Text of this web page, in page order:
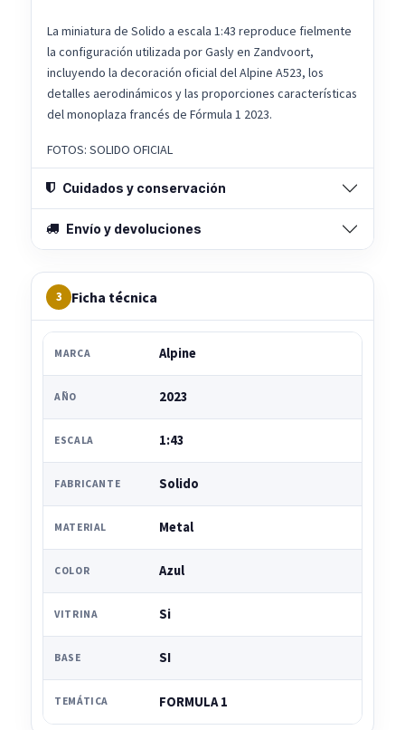
La miniatura de Solido a escala 1:43 reproduce fielmente
la configuración utilizada por Gasly en Zandvoort,
incluyendo la decoración oficial del Alpine A523, los
detalles aerodinámicos y las proporciones características
del monoplaza francés de Fórmula 1 2023.
FOTOS: SOLIDO OFICIAL
Cuidados y conservación
Envío y devoluciones
3 Ficha técnica
MARCA Alpine
AÑO 2023
ESCALA 1:43
FABRICANTE Solido
MATERIAL Metal
COLOR Azul
VITRINA Si
BASE SI
TEMÁTICA FORMULA 1